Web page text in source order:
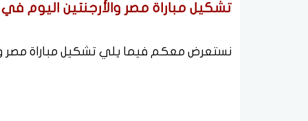
تشكيل مباراة مصر والأرجنتين اليوم في
نستعرض معكم فيما يلي تشكيل مباراة مصر